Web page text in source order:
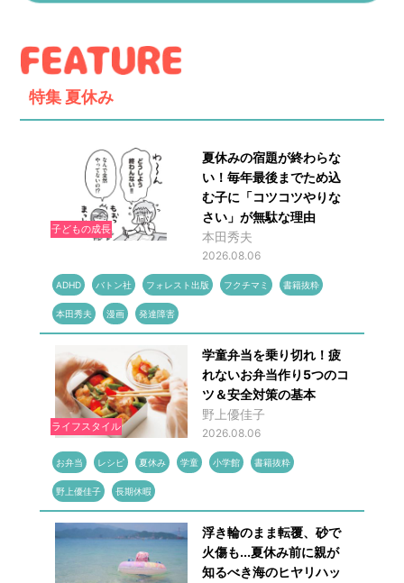
特集 夏休み
子どもの成長
夏休みの宿題が終わらな
い！毎年最後までため込
む子に「コツコツやりな
さい」が無駄な理由
本田秀夫
2026.08.06
ADHD バトン社 フォレスト出版 フクチマミ 書籍抜粋
本田秀夫 漫画 発達障害
ライフスタイル
学童弁当を乗り切れ！疲
れないお弁当作り5つのコ
ツ＆安全対策の基本
野上優佳子
2026.08.06
お弁当 レシピ 夏休み 学童 小学館 書籍抜粋
野上優佳子 長期休暇
浮き輪のまま転覆、砂で
火傷も...夏休み前に親が
知るべき海のヒヤリハッ